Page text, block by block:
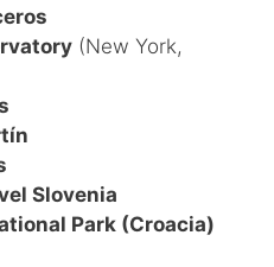
(New York,
Slovenia
Park (Croacia)